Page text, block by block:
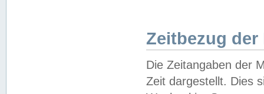
Zeitbezug der
Die Zeitangaben der
Zeit dargestellt. Dies